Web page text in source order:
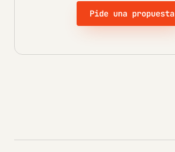
Pide una propuesta